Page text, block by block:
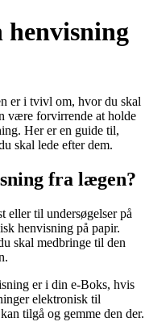
er i tvivl om, hvor du skal
være forvirrende at holde
Her er en guide til,
skal lede efter dem.
fra lægen?
eller til undersøgelser på
henvisning på papir.
skal medbringe til den
er i din e-Boks, hvis
elektronisk til
tilgå og gemme den der.